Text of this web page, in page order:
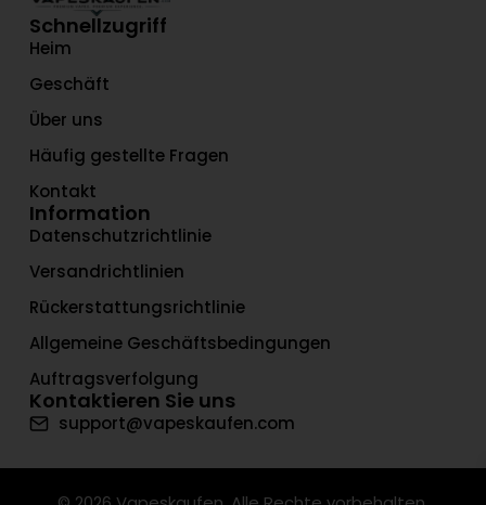
Schnellzugriff
Heim
Geschäft
Über uns
Häufig gestellte Fragen
Kontakt
Information
Datenschutzrichtlinie
Versandrichtlinien
Rückerstattungsrichtlinie
Allgemeine Geschäftsbedingungen
Auftragsverfolgung
Kontaktieren Sie uns
support@vapeskaufen.com